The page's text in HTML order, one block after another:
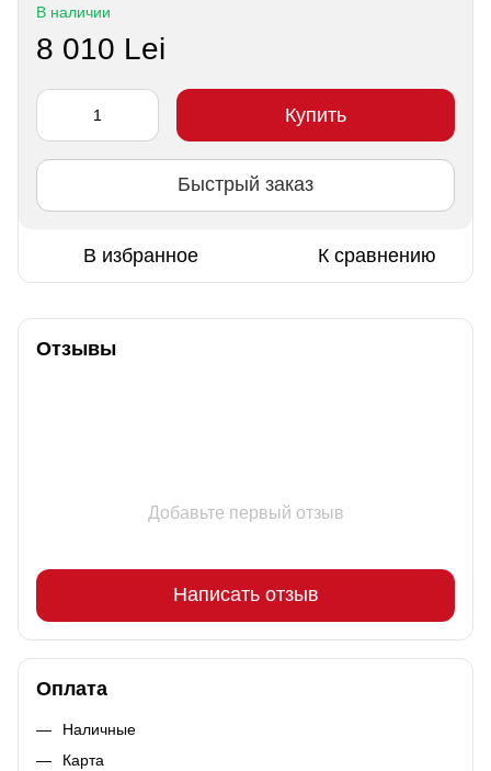
В наличии
8 010 Lei
Купить
Быстрый заказ
В избранное К сравнению
Отзывы
Добавьте первый отзыв
Написать отзыв
Оплата
Наличные
Карта